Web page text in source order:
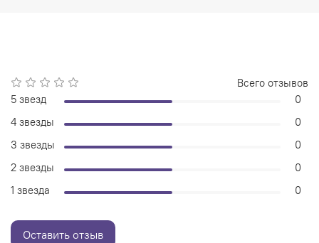
Всего отзывов
5 звезд
0
4 звезды
0
3 звезды
0
2 звезды
0
1 звезда
0
Оставить отзыв